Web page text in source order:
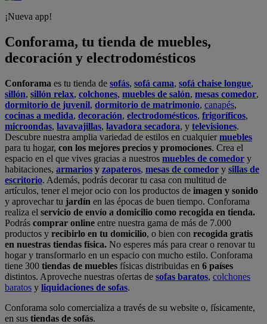
¡Nueva app!
Conforama, tu tienda de muebles,
decoración y electrodomésticos
Conforama es tu tienda de sofás, sofá cama, sofá chaise longue,
sillón, sillón relax, colchones, muebles de salón, mesas comedor,
dormitorio de juvenil, dormitorio de matrimonio, canapés,
cocinas a medida, decoración, electrodomésticos, frigoríficos,
microondas, lavavajillas, lavadora secadora, y televisiones.
Descubre nuestra amplia variedad de estilos en cualquiermuebles
para tu hogar, con los mejores precios y promociones. Crea el
espacio en el que vives gracias a nuestros muebles de comedor y
habitaciones, armarios y zapateros, mesas de comedor y sillas de
escritorio. Además, podrás decorar tu casa con multitud de
artículos, tener el mejor ocio con los productos de imagen y sonido
y aprovechar tu jardín en las épocas de buen tiempo. Conforama
realiza el servicio de envío a domicilio como recogida en tienda.
Podrás comprar online entre nuestra gama de más de 7.000
productos y recibirlo en tu domicilio, o bien con recogida gratis
en nuestras tiendas física. No esperes más para crear o renovar tu
hogar y transformarlo en un espacio con mucho estilo. Conforama
tiene 300 tiendas de muebles físicas distribuidas en 6 países
distintos. Aproveche nuestras ofertas de sofas baratos, colchones
baratos y liquidaciones de sofas.
Conforama solo comercializa a través de su website o, físicamente,
en sus tiendas de sofás.